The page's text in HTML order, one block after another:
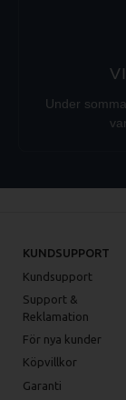
Under
KUNDSUPPORT
Kundsupport
Support &
Reklamation
För nya kunder
Köpvillkor
Garanti